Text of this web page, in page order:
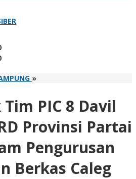
»Hiruk
PIC
Davil
Bacaleg
DPRD
Provinsi
Partai
Grindra
PIC 8 Davil
Provinsi Partai
Pengurusan
Berkas Caleg